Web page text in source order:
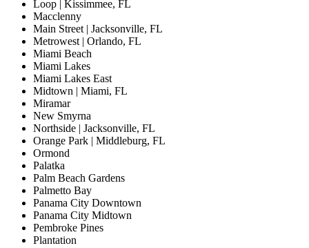
Loop | Kissimmee, FL
Macclenny
Main Street | Jacksonville, FL
Metrowest | Orlando, FL
Miami Beach
Miami Lakes
Miami Lakes East
Midtown | Miami, FL
Miramar
New Smyrna
Northside | Jacksonville, FL
Orange Park | Middleburg, FL
Ormond
Palatka
Palm Beach Gardens
Palmetto Bay
Panama City Downtown
Panama City Midtown
Pembroke Pines
Plantation